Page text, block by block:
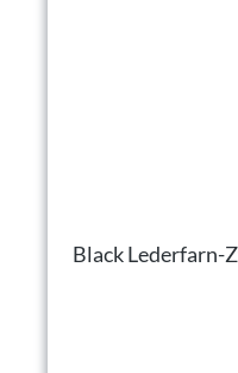
Black Lederfarn-